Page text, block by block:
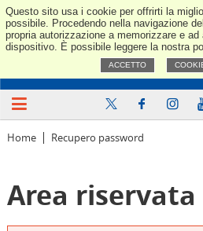
Questo sito usa i cookie per offrirti la
possibile. Procedendo nella navigazione
propria autorizzazione a memorizzare e
dispositivo. È possibile leggere la nostra
ACCETTO
Home Recupero password
Area riservata